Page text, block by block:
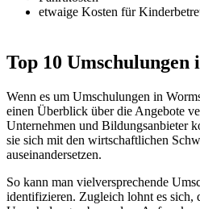
etwaige Kosten für
Top 10 Umschulungen
Wenn es um Umschulungen in
einen Überblick über die Angebote
Unternehmen und Bildungsanbieter
sie sich mit den wirtschaftlichen
auseinandersetzen.
So kann man vielversprechende
identifizieren. Zugleich lohnt es sich,